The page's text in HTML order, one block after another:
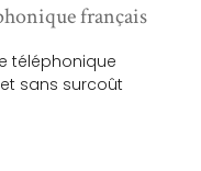
français
téléphonique
sans surcoût